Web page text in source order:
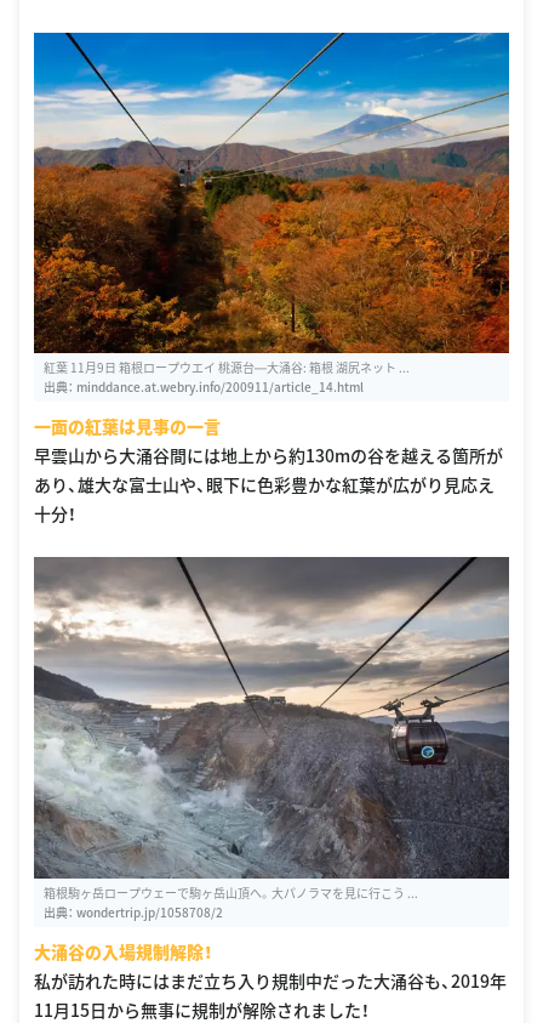
紅葉 11月9日 箱根ロープウエイ 桃源台―大涌谷: 箱根 湖尻ネット ...
出典： minddance.at.webry.info/200911/article_14.html
一面の紅葉は見事の一言
早雲山から大涌谷間には地上から約130mの谷を越える箇所が
あり、雄大な富士山や、眼下に色彩豊かな紅葉が広がり見応え
十分！
箱根駒ヶ岳ロープウェーで駒ヶ岳山頂へ。大パノラマを見に行こう ...
出典： wondertrip.jp/1058708/2
大涌谷の入場規制解除！
私が訪れた時にはまだ立ち入り規制中だった大涌谷も、2019年
11月15日から無事に規制が解除されました！